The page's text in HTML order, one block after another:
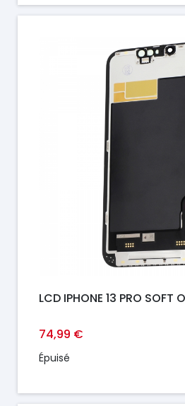
LCD IPHONE 13 PRO SOFT
74,99 €
Épuisé